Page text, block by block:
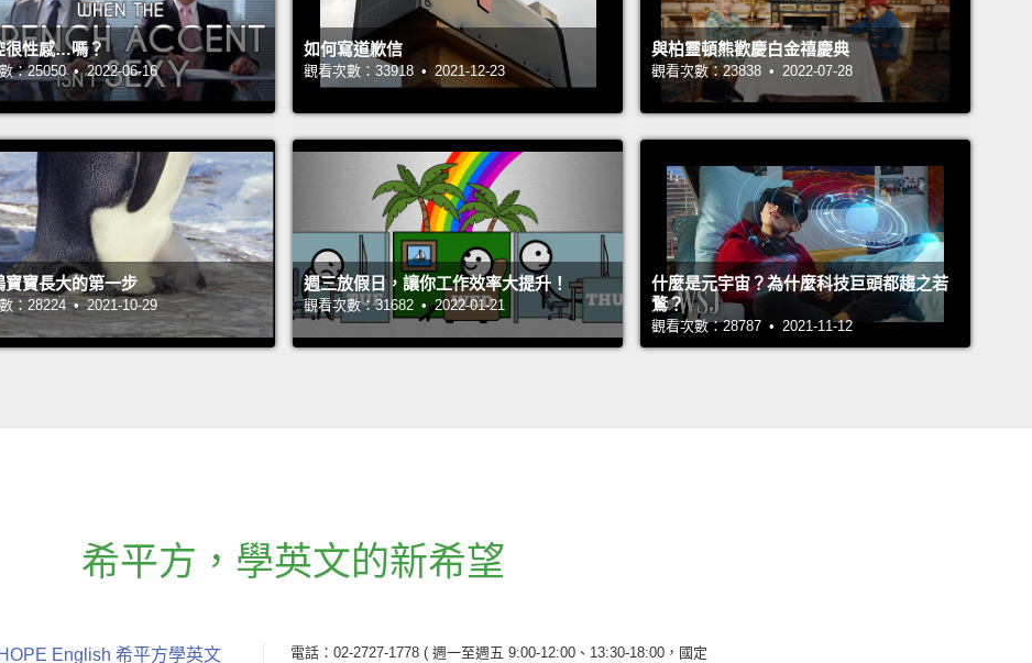
很性感…嗎？
：25050 • 2022-06-16
如何寫道歉信
觀看次數：33918 • 2021-12-23
與柏靈頓熊歡慶白金禧慶典
觀看次數：23838 • 2022-07-28
寶寶長大的第一步
：28224 • 2021-10-29
週三放假日，讓你工作效率大提升！
觀看次數：31682 • 2022-01-21
什麼是元宇宙？為什麼科技巨頭都趨之若
鶩？
觀看次數：28787 • 2021-11-12
希平方 ， 學英文的新希望
HOPE English 希平方學英文 電話：02-2727-1778 ( 週一至週五 9:00-12:00、13:30-18:00，國定